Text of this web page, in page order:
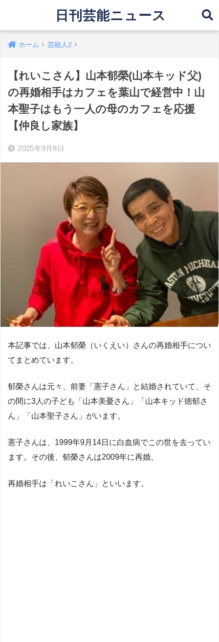
日刊芸能ニュース
ホーム 芸能人2
【れいこさん】山本郁榮(山本キッド父)
の再婚相手はカフェを葉山で経営中！山
本聖子はもう一人の母のカフェを応援
【仲良し家族】
2025年9月8日
本記事では、山本郁榮（いくえい）さんの再婚相手につい
てまとめています。
郁榮さんは元々、前妻「憲子さん」と結婚されていて、そ
の間に3人の子ども「山本美憂さん」「山本キッド徳郁さ
ん」「山本聖子さん」がいます。
憲子さんは、1999年9月14日に白血病でこの世を去ってい
ます。その後、郁榮さんは2009年に再婚。
再婚相手は「れいこさん」といいます。